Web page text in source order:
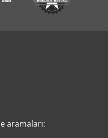
aramaları: